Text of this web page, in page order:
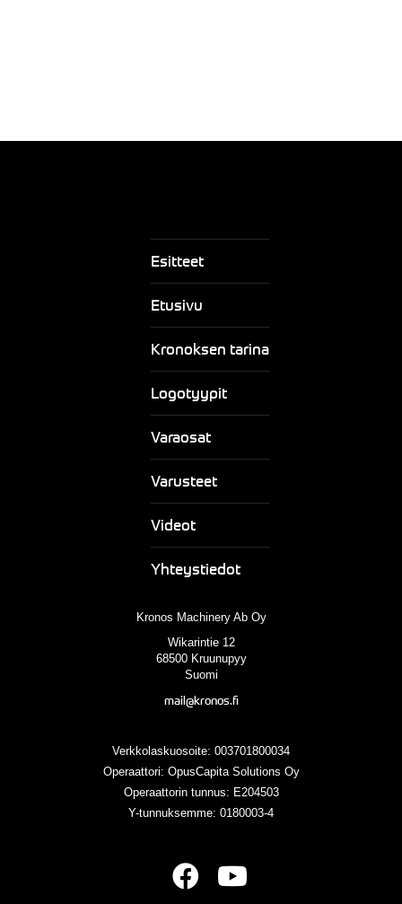
Esitteet
Etusivu
Kronoksen tarina
Logotyypit
Varaosat
Varusteet
Videot
Yhteystiedot
Kronos Machinery Ab Oy
Wikarintie 12
68500 Kruunupyy
Suomi
mail@kronos.fi
Verkkolaskuosoite: 003701800034
Operaattori: OpusCapita Solutions Oy
Operaattorin tunnus: E204503
Y-tunnuksemme: 0180003-4